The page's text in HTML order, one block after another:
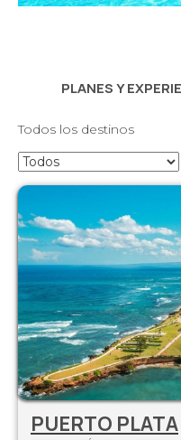
PLANES Y
Todos los destinos
PUERTO PLATA